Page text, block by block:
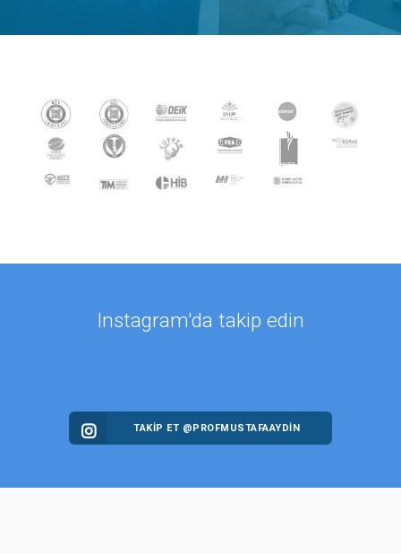
Instagram'da takip edin
TAKİP ET @PROFMUSTAFAAYDIN